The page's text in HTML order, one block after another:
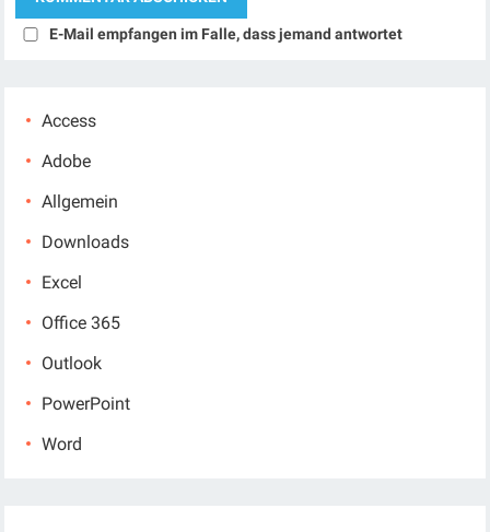
E-Mail empfangen im Falle, dass jemand antwortet
Access
Adobe
Allgemein
Downloads
Excel
Office 365
Outlook
PowerPoint
Word